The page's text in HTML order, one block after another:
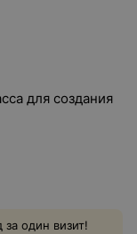
для создания
один визит!